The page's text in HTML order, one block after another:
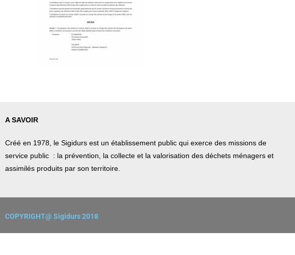
A SAVOIR
Créé en 1978, le Sigidurs est un établissement public qui exerce des missions de
service public : la prévention, la collecte et la valorisation des déchets ménagers et
assimilés produits par son territoire.
COPYRIGHT@ Sigidurs 2018